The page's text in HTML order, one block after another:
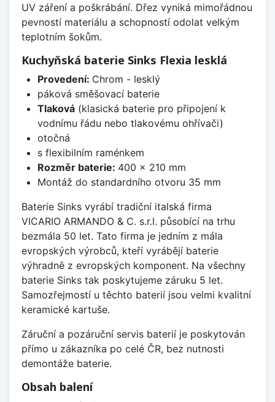
UV záření a poškrábání. Dřez vyniká mimořádnou
pevností materiálu a schopností odolat velkým
teplotním šokům.
Kuchyňská baterie Sinks Flexia lesklá
Provedení: Chrom - lesklý
páková směšovací baterie
Tlaková(klasická baterie pro připojení k
vodnímu řádu nebo tlakovému ohřívači)
otočná
s flexibilním raménkem
Rozměr baterie: 400 x 210 mm
Montáž do standardního otvoru 35 mm
Baterie Sinks vyrábí tradiční italská firma
VICARIO ARMANDO & C. s.r.l. působící na trhu
bezmála 50 let. Tato firma je jedním z mála
evropských výrobců, kteří vyrábějí baterie
výhradně z evropských komponent. Na všechny
baterie Sinks tak poskytujeme záruku 5 let.
Samozřejmostí u těchto baterií jsou velmi kvalitní
keramické kartuše.
Záruční a pozáruční servis baterií je poskytován
přímo u zákazníka po celé ČR, bez nutnosti
demontáže baterie.
Obsah balení